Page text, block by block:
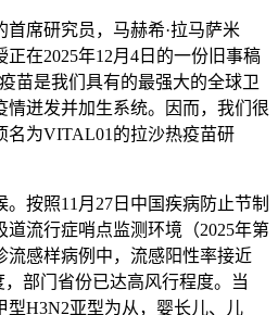
席研究员，马赫希·拉马萨米
正在2025年12月4日的一份旧事稿
苗是我们具有的最强大的全球卫
情迸发并加生系统。因而，我们很
名为VITAL01的拉沙热疫苗研
按照11月27日中国疾病防止节制
流行症哨点监测环境（2025年第
流感样病例中，流感阳性率接近
部门省份已达高风行程度。当
型H3N2亚型为从，婴长儿、儿